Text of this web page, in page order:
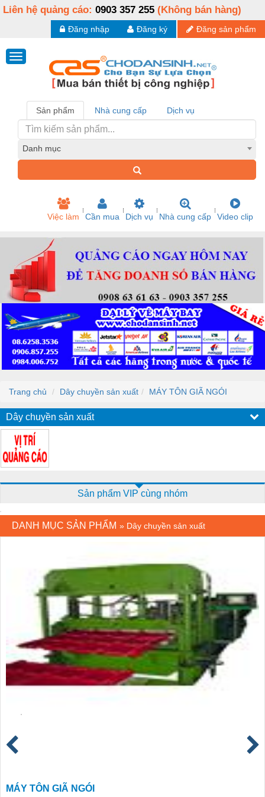
Liên hệ quảng cáo: 0903 357 255 (Không bán hàng)
Đăng sản phẩm
Đăng ký
Đăng nhập
Sản phẩm Nhà cung cấp Dịch vụ
Danh mục
Việc làm Cần mua Dịch vụ Nhà cung cấp Video clip
Trang chủ Dây chuyền sản xuất MÁY TÔN GIÃ NGÓI
Dây chuyền sản xuất
Sản phẩm VIP cùng nhóm
DANH MỤC SẢN PHẨM » Dây chuyền sản xuất
MÁY TÔN GIÃ NGÓI